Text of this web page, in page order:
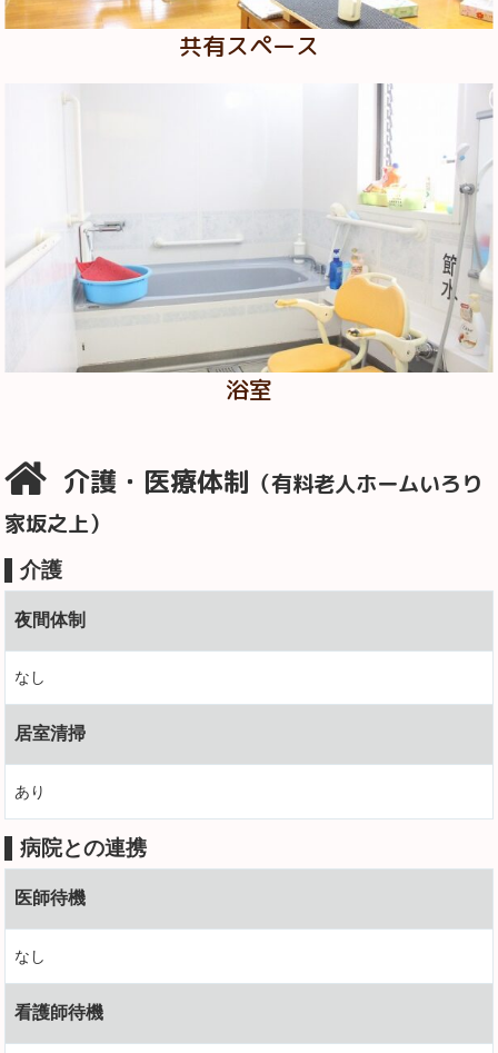
共有スペース
浴室
介護・医療体制 （有料老人ホームいろり
家坂之上）
介護
夜間体制
なし
居室清掃
あり
病院との連携
医師待機
なし
看護師待機